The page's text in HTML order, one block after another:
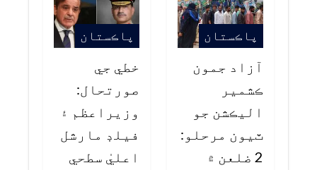
پاڪستان
آزاد جمون
ڪشمير
اليڪشن جو
ٽيون مرحلو:
2 ضلعن ۾
پاڪستان
خطي جي
صورتحال:
وزيراعظم ۽
فيلڊ مارشل
اعليٰ سطحي